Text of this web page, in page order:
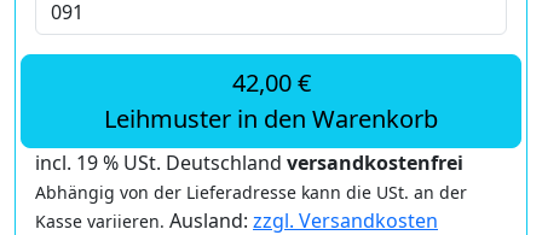
42,00 €
Leihmuster in den Warenkorb
incl. 19 % USt. Deutschland versandkostenfrei
Abhängig von der Lieferadresse kann die USt. an der
Kasse variieren. Ausland: zzgl. Versandkosten